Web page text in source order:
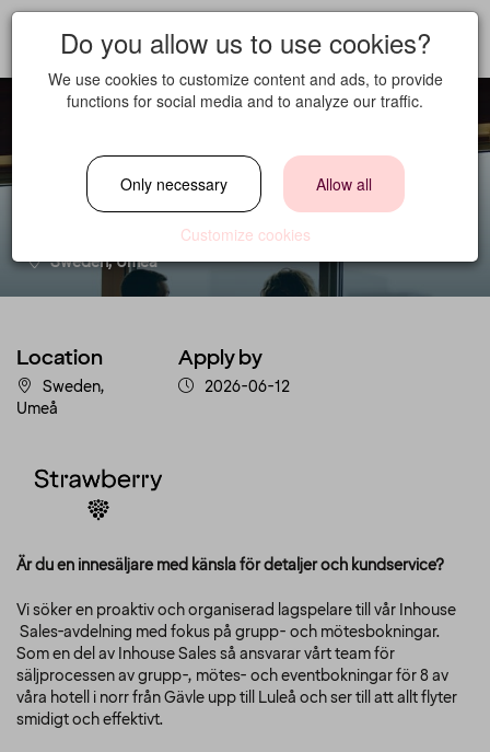
Inhouse Sales
Sweden, Umeå
Location
Sweden,
Umeå
Apply by
2026-06-12
Är du en innesäljare med känsla för detaljer och kundservice?
Vi söker en proaktiv och organiserad lagspelare till vår Inhouse
Sales-avdelning med fokus på grupp- och mötesbokningar.
Som en del av Inhouse Sales så ansvarar vårt team för
säljprocessen av grupp-, mötes- och eventbokningar för 8 av
våra hotell i norr från Gävle upp till Luleå och ser till att allt flyter
smidigt och effektivt.
Do you allow us to use cookies?
We use cookies to customize content and ads, to provide
functions for social media and to analyze our traffic.
Only necessary Allow all
Customize cookies